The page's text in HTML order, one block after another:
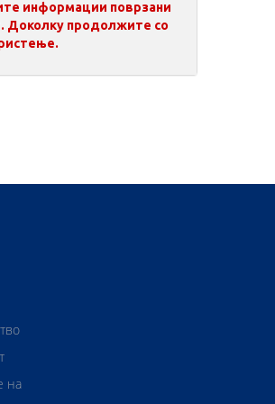
информации поврзани
Доколку продолжите со
на